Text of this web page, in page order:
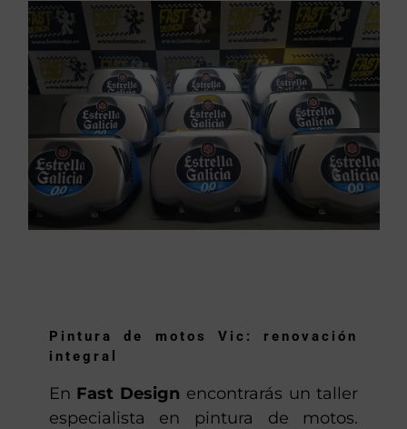
Pintura de motos Vic: renovación
integral
En Fast Design encontrarás un taller
especialista en pintura de motos.